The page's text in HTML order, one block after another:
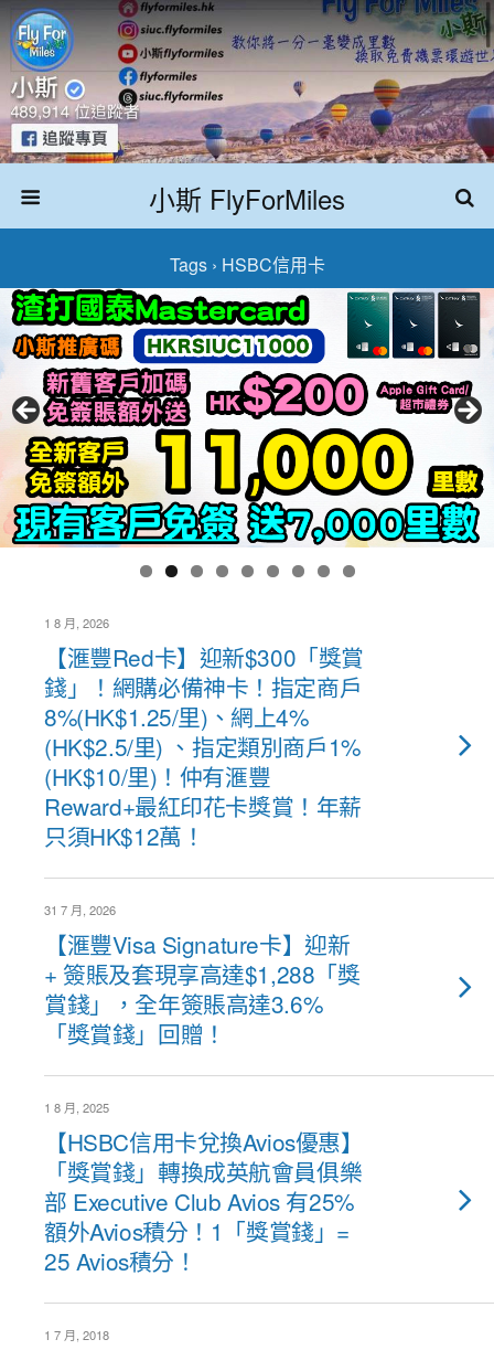
小斯 FlyForMiles
Tags › HSBC信用卡
1 8 月, 2026
【滙豐Red卡】迎新$300「獎賞
錢」！網購必備神卡！指定商戶
8%(HK$1.25/里)、網上4%
(HK$2.5/里) 、指定類別商戶1%
(HK$10/里)！仲有滙豐
Reward+最紅印花卡獎賞！年薪
只須HK$12萬！
31 7 月, 2026
【滙豐Visa Signature卡】迎新
+ 簽賬及套現享高達$1,288「獎
賞錢」，全年簽賬高達3.6%
「獎賞錢」回贈！
1 8 月, 2025
【HSBC信用卡兌換Avios優惠】
「獎賞錢」轉換成英航會員俱樂
部 Executive Club Avios 有25%
額外Avios積分！1「獎賞錢」=
25 Avios積分！
1 7 月, 2018